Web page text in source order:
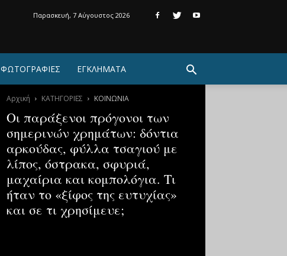
Παρασκευή, 7 Αύγουστος 2026
ΦΩΤΟΓΡΑΦΙΕΣ ΕΓΚΛΗΜΑΤΑ
Αρχική ΚΑΤΗΓΟΡΙΕΣ ΚΟΙΝΩΝΙΑ
Οι παράξενοι πρόγονοι των
σημερινών χρημάτων: δόντια
αρκούδας, φύλλα τσαγιού με
λίπος, όστρακα, σφυριά,
μαχαίρια και κομπολόγια. Τι
ήταν το «ξίφος της ευτυχίας»
και σε τι χρησίμευε;